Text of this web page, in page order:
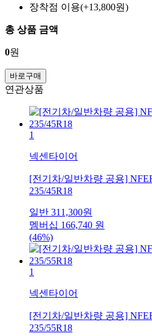
장착점 이용(+13,800원)
총 상품 금액
0원
바로구매
연관상품
1
넥센타이어
[전기차/일반차량 공용]
235/45R18
일반 311,300원
멤버십 166,740 원
(46%)
1
넥센타이어
[전기차/일반차량 공용]
235/55R18